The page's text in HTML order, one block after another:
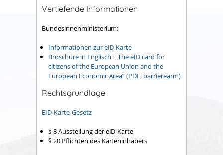
Vertiefende Informationen
Bundesinnenministerium:
Informationen zur eID-Karte
Broschüre in Englisch : „The eID card for
citizens of the European Union and the
European Economic Area” (PDF, barrierearm)
Rechtsgrundlage
EID-Karte-Gesetz
§ 8 Ausstellung der eID-Karte
§ 20 Pflichten des Karteninhabers